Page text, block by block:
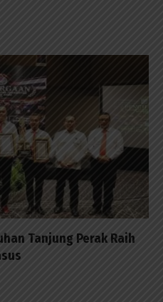
Tanjung Perak Raih